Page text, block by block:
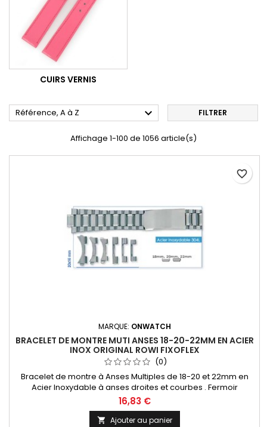
CUIRS VERNIS
Référence, A à Z  FILTRER
Affichage 1-100 de 1056 article(s)
MARQUE: ONWATCH
BRACELET DE MONTRE MUTI ANSES 18-20-22MM EN ACIER
INOX ORIGINAL ROWI FIXOFLEX
(0)
Bracelet de montre à Anses Multiples de 18-20 et 22mm en
Acier Inoxydable à anses droites et courbes . Fermoir
déployant ajustable 5 points . Entre-corne adaptable à tous
types de marques de montres. Bracelet Original de la
marque ROWI FIXOFLEX Made In Germany Since 1885
16,83 €
 Ajouter au panier
favorite_border